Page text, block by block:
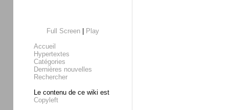
Full Screen|
Play
Accueil
Hypertextes
Catégories
Dernières nouvelles
Rechercher
Le contenu de ce wiki est
Copyleft